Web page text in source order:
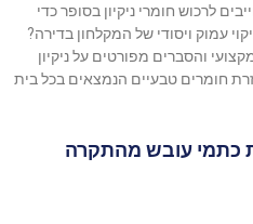
לרכוש חומרי ניקיון בסופר כדי
עמוק ויסודי של המקלחון בדירה?
והסברים מפורטים על ניקיון
חומרים טבעיים הנמצאים בכל בית
כתמי עובש מהתקרה